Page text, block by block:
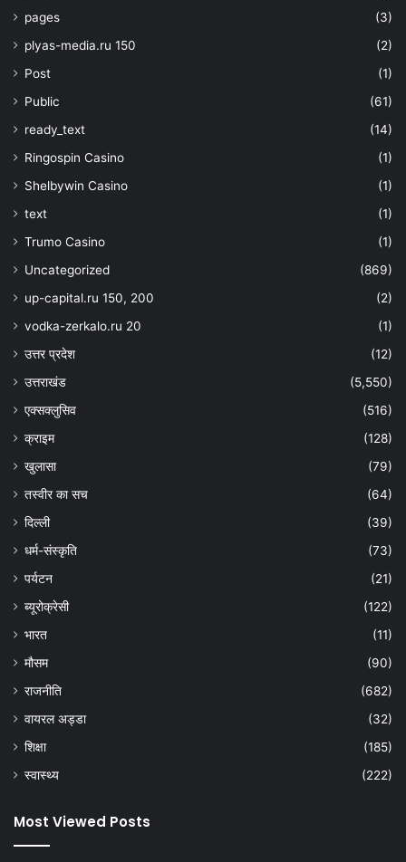
pages
(3)
plyas-media.ru 150
(2)
Post
(1)
Public
(61)
ready_text
(14)
Ringospin Casino
(1)
Shelbywin Casino
(1)
text
(1)
Trumo Casino
(1)
Uncategorized
(869)
up-capital.ru 150, 200
(2)
vodka-zerkalo.ru 20
(1)
उत्तर प्रदेश
(12)
उत्तराखंड
(5,550)
एक्सक्लुसिव
(516)
क्राइम
(128)
खुलासा
(79)
तस्वीर का सच
(64)
दिल्ली
(39)
धर्म-संस्कृति
(73)
पर्यटन
(21)
ब्यूरोक्रेसी
(122)
भारत
(11)
मौसम
(90)
राजनीति
(682)
वायरल अड्डा
(32)
शिक्षा
(185)
स्वास्थ्य
(222)
Most Viewed Posts